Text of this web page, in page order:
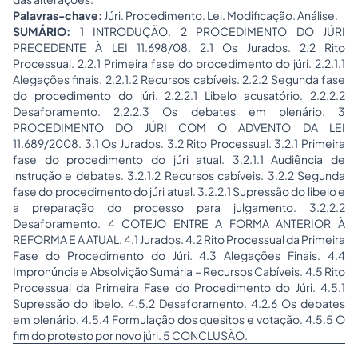
Palavras-chave: Júri. Procedimento. Lei. Modificação. Análise.
SUMÁRIO: 1 INTRODUÇÃO. 2 PROCEDIMENTO DO JÚRI
PRECEDENTE À LEI 11.698/08. 2.1 Os Jurados. 2.2 Rito
Processual. 2.2.1 Primeira fase do procedimento do júri. 2.2.1.1
Alegações finais. 2.2.1.2 Recursos cabíveis. 2.2.2 Segunda fase
do procedimento do júri. 2.2.2.1 Libelo acusatório. 2.2.2.2
Desaforamento. 2.2.2.3 Os debates em plenário. 3
PROCEDIMENTO DO JÚRI COM O ADVENTO DA LEI
11.689/2008. 3.1 Os Jurados. 3.2 Rito Processual. 3.2.1 Primeira
fase do procedimento do júri atual. 3.2.1.1 Audiência de
instrução e debates. 3.2.1.2 Recursos cabíveis. 3.2.2 Segunda
fase do procedimento do júri atual. 3.2.2.1 Supressão do libelo e
a preparação do processo para julgamento. 3.2.2.2
Desaforamento. 4 COTEJO ENTRE A FORMA ANTERIOR À
REFORMA E A ATUAL. 4.1 Jurados. 4.2 Rito Processual da Primeira
Fase do Procedimento do Júri. 4.3 Alegações Finais. 4.4
Impronúncia e Absolvição Sumária – Recursos Cabíveis. 4.5 Rito
Processual da Primeira Fase do Procedimento do Júri. 4.5.1
Supressão do libelo. 4.5.2 Desaforamento. 4.2.6 Os debates
em plenário. 4.5.4 Formulação dos quesitos e votação. 4.5.5 O
fim do protesto por novo júri. 5 CONCLUSÃO.